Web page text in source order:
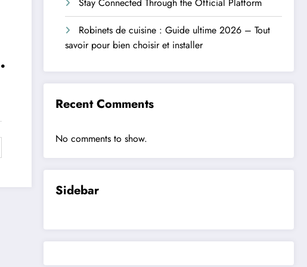
Stay Connected Through the Official Platform
Robinets de cuisine : Guide ultime 2026 – Tout
savoir pour bien choisir et installer
Recent Comments
No comments to show.
Sidebar